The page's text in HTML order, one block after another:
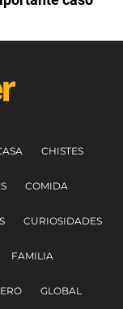
CHISTES
COMIDA
CURIOSIDADES
FAMILIA
GLOBAL